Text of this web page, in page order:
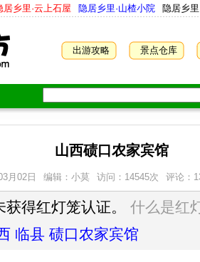
居乡里·云上石屋 隐居乡里·山楂小院 隐居乡
出游攻略 景点仓库
山西碛口农家宾馆
月02日 编辑：小莫 访问： 14545次 评论：
得红灯笼认证。 什么是红
临县 碛口农家宾馆